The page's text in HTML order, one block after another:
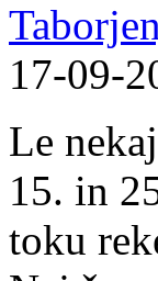
17-09-
Le
15. in
toku